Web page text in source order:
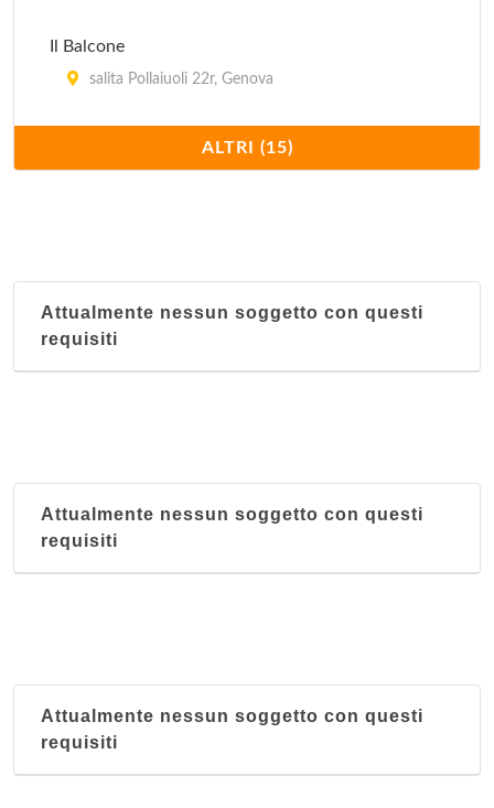
Il Balcone
salita Pollaiuoli 22r, Genova
via San Fruttuoso 116-124 n, Genova
Infernotto
La Berlocca
via Macelli di Soziglia 45/ r, Genova
ALTRI (15)
Attualmente nessun soggetto con questi
requisiti
Attualmente nessun soggetto con questi
requisiti
Attualmente nessun soggetto con questi
requisiti